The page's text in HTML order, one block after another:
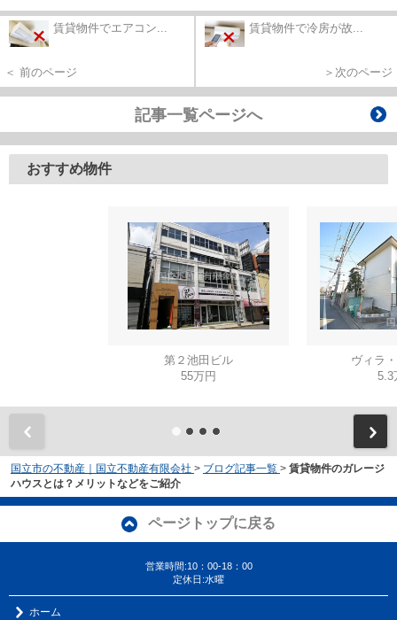
賃貸物件でエアコン...
＜ 前のページ
賃貸物件で冷房が故...
＞次のページ
記事一覧ページへ
おすすめ物件
第２池田ビル
55万円
ヴィラ
5.3
国立市の不動産｜国立不動産有限会社 > ブログ記事一覧 > 賃貸物件のガレージ
ハウスとは？メリットなどをご紹介
ページトップに戻る
営業時間:10：00-18：00
定休日:水曜
ホーム